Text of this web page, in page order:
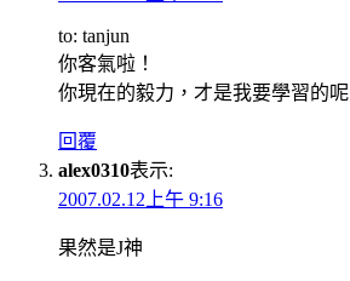
to: tanjun
你客氣啦！
你現在的毅力，才是我要學習的呢
回覆
alex0310表示:
2007.02.12上午 9:16
果然是J神